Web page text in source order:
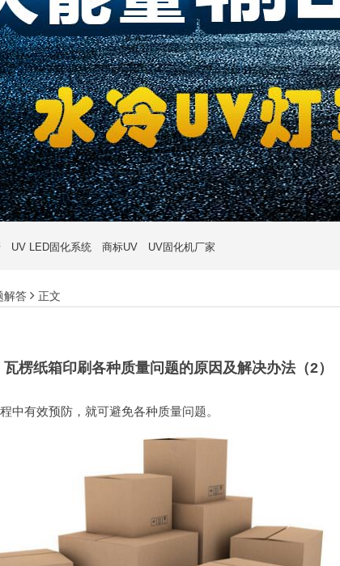
UV LED固化系统 商标UV UV固化机厂家
解答 正文
瓦楞纸箱印刷各种质量问题的原因及解决办法（2）
中有效预防，就可避免各种质量问题。